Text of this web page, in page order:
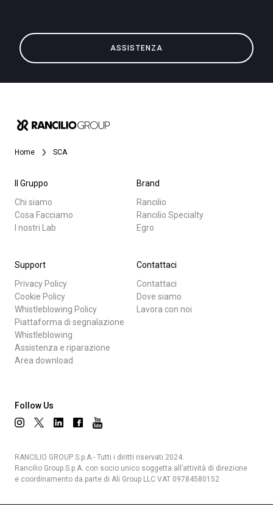
ASSISTENZA
Home SCA
Il Gruppo
Chi siamo
Cosa Facciamo
I nostri Lab
Brand
Rancilio
Rancilio Specialty
Egro
Support
Privacy Policy
Cookie Policy
Whistleblowing Policy
Piattaforma di segnalazione
Whistleblowing
Assistenza e riparazione
Area download
Contattaci
Contattaci
Dove siamo
Lavora con noi
Follow Us
RANCILIO GROUP S.p.A.- Tutti i diritti riservati 2024.
Rancilio Group S.p.A. con socio unico soggetta all’attività di direzione
e coordinamento da parte di Ali Group LLC VAT 09784580152
Tutti
Prodotti
News
Altro